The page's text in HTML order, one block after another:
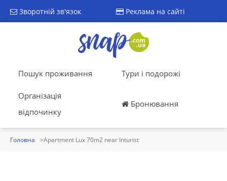
Зворотній зв'язок Реклама на сайті
Пошук проживання Тури і подорожі
Організація
відпочинку
Бронювання
Головна Apartment Lux 70m2 near Inturist